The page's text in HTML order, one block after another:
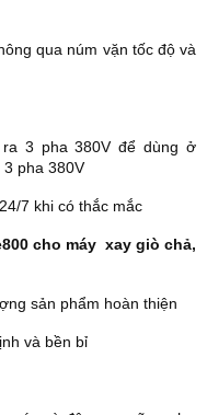
qua núm vặn tốc độ và
3 pha 380V để dùng ở
pha 380V
7 khi có thắc mắc
cho máy xay giò chả,
sản phẩm hoàn thiện
và bền bỉ